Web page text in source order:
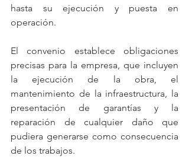
hasta su ejecución y puesta en
operación.
El convenio establece obligaciones
precisas para la empresa, que incluyen
la ejecución de la obra, el
mantenimiento de la infraestructura, la
presentación de garantías y la
reparación de cualquier daño que
pudiera generarse como consecuencia
de los trabajos.